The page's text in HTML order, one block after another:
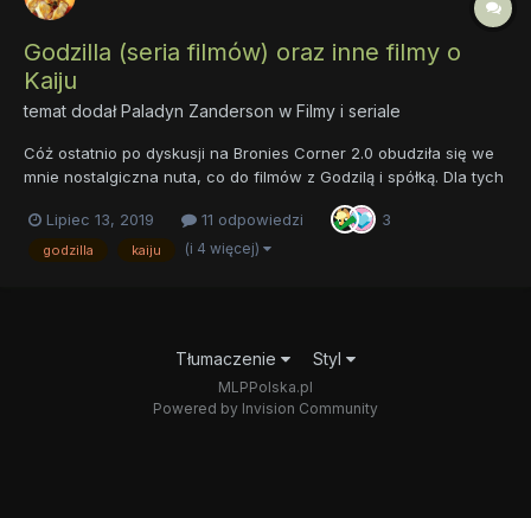
Godzilla (seria filmów) oraz inne filmy o
Kaiju
temat dodałPaladyn Zanderson w Filmy i seriale
Cóż ostatnio po dyskusji na Bronies Corner 2.0 obudziła się we
mnie nostalgiczna nuta, co do filmów z Godzilą i spółką. Dla tych
to ogromny zmutowany w wyniku radiacji gad wymyślony w
studiu Toho w 54 roku do filmu pod tym samym...
Lipiec 13, 2019 11 odpowiedzi 3
godzilla kaiju (i 4 więcej)
Tłumaczenie Styl
MLPPolska.pl
Powered by Invision Community